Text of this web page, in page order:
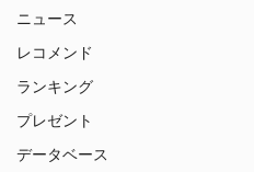
ニュース
レコメンド
ランキング
プレゼント
データベース